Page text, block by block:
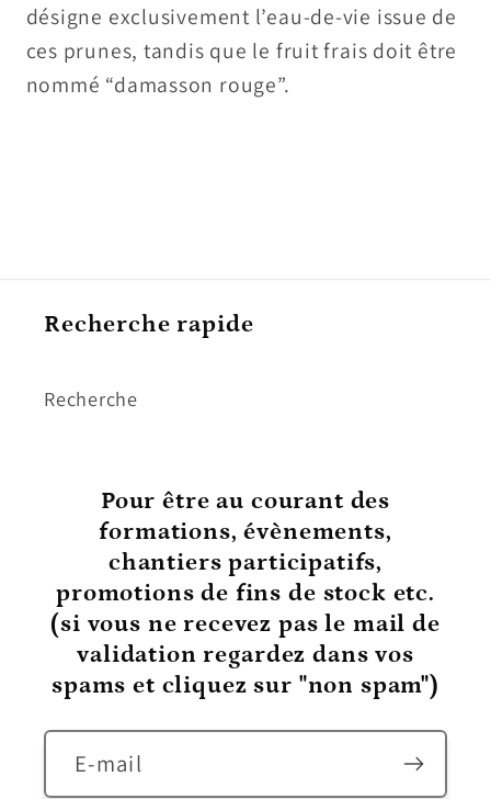
désigne exclusivement l’eau-de-vie issue de
ces prunes, tandis que le fruit frais doit être
nommé “damasson rouge”.
Recherche rapide
Recherche
Pour être au courant des
formations, évènements,
chantiers participatifs,
promotions de fins de stock etc.
(si vous ne recevez pas le mail de
validation regardez dans vos
spams et cliquez sur "non spam")
E-mail